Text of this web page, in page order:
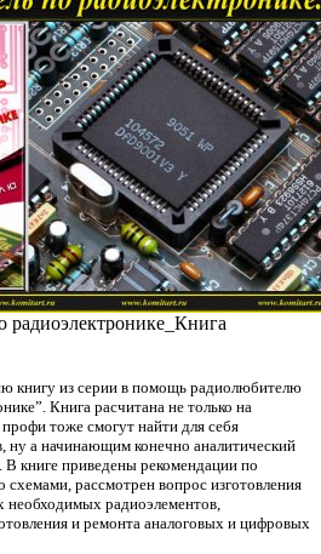
радиоэлектронике_Книга
книгу из серии в помощь радиолюбителю
Книга расчитана не только на
тоже смогут найти для себя
ну а начинающим конечно аналитический
В книге приведены рекомендации по
рассмотрен вопрос изготовления
необходимых радиоэлементов,
и ремонта аналоговых и цифровых